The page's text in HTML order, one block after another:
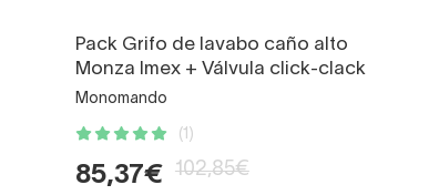
Pack Grifo de lavabo caño alto
Monza Imex + Válvula click-clack
Monomando
(1)
85,37€ 102,85€